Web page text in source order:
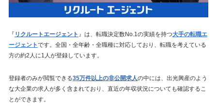
『 リクルートエージェント 』は、転職決定数No.1の実績を持つ大手の転職エ
ージェントです。全国・全年齢・全職種に対応しており、転職を考えている
方の約2人に1人が登録しています。
登録者のみが閲覧できる35万件以上の非公開求人の中には、出光興産のよう
な大企業の求人が多く含まれており、直近の年収状況についても確認するこ
とができます。